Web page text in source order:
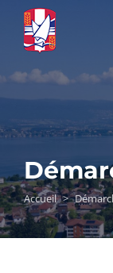
Passer
contenu
Accueil >